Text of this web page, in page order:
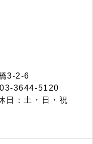
3-2-6
3644-5120
日：土・日・祝